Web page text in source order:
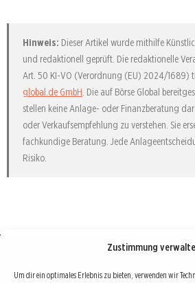
Zustimmung
Um dir ein optimales Erlebnis zu bieten, verwenden wir
Hinweis: Dieser Artikel wurde mithilfe
und redaktionell geprüft. Die redaktionelle
Art. 50 KI-VO (Verordnung (EU) 2024/1689)
global.de GmbH. Die auf Börse Global
stellen keine Anlage- oder Finanzberatung
oder Verkaufsempfehlung zu verstehen. Sie
fachkundige Beratung. Jede
Risiko.
Börse : lokal, international, global